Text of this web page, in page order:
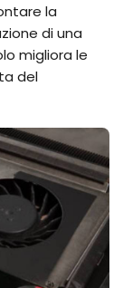
la
di una
migliora le
del